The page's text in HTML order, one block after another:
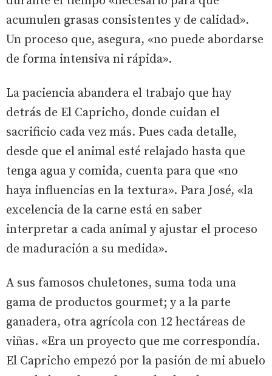
acumulen grasas consistentes y de calidad».
Un proceso que, asegura, «no puede abordarse
de forma intensiva ni rápida».
La paciencia abandera el trabajo que hay
detrás de El Capricho, donde cuidan el
sacrificio cada vez más. Pues cada detalle,
desde que el animal esté relajado hasta que
tenga agua y comida, cuenta para que «no
haya influencias en la textura». Para José, «la
excelencia de la carne está en saber
interpretar a cada animal y ajustar el proceso
de maduración a su medida».
A sus famosos chuletones, suma toda una
gama de productos gourmet; y a la parte
ganadera, otra agrícola con 12 hectáreas de
viñas. «Era un proyecto que me correspondía.
El Capricho empezó por la pasión de mi abuelo